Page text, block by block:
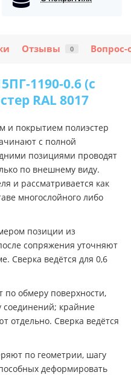
Отзывы 0 Вопрос-
1190-0.6 (с
RAL 8017
и покрытием полиэстер
с полной
позициями проводят
по внешнему виду.
и рассматривается как
многослойного либо
позиции из
сопряжения уточняют
Сверка ведётся для 0,6
по обмеру поверхности,
крайние
отдельно. Сверка ведётся
по геометрии, шагу
деформировать